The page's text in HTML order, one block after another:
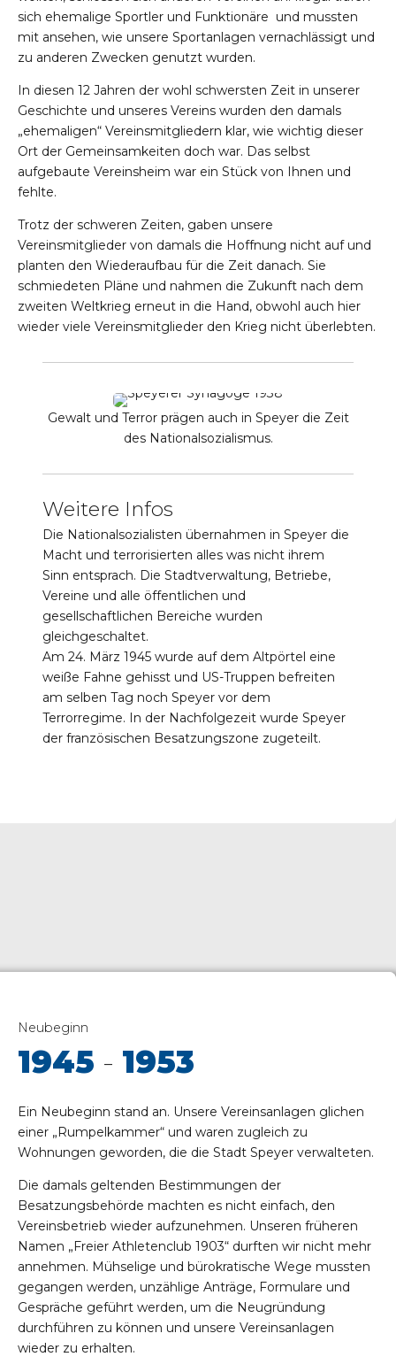
sich ehemalige Sportler und Funktionäre und mussten
mit ansehen, wie unsere Sportanlagen vernachlässigt und
zu anderen Zwecken genutzt wurden.
In diesen 12 Jahren der wohl schwersten Zeit in unserer
Geschichte und unseres Vereins wurden den damals
„ehemaligen“ Vereinsmitgliedern klar, wie wichtig dieser
Ort der Gemeinsamkeiten doch war. Das selbst
aufgebaute Vereinsheim war ein Stück von Ihnen und
fehlte.
Trotz der schweren Zeiten, gaben unsere
Vereinsmitglieder von damals die Hoffnung nicht auf und
planten den Wiederaufbau für die Zeit danach. Sie
schmiedeten Pläne und nahmen die Zukunft nach dem
zweiten Weltkrieg erneut in die Hand, obwohl auch hier
wieder viele Vereinsmitglieder den Krieg nicht überlebten.
Gewalt und Terror prägen auch in Speyer die Zeit
des Nationalsozialismus.
Weitere Infos
Die Nationalsozialisten übernahmen in Speyer die
Macht und terrorisierten alles was nicht ihrem
Sinn entsprach. Die Stadtverwaltung, Betriebe,
Vereine und alle öffentlichen und
gesellschaftlichen Bereiche wurden
gleichgeschaltet.
Am 24. März 1945 wurde auf dem Altpörtel eine
weiße Fahne gehisst und US-Truppen befreiten
am selben Tag noch Speyer vor dem
Terrorregime. In der Nachfolgezeit wurde Speyer
der französischen Besatzungszone zugeteilt.
Neubeginn
1945 - 1953
Ein Neubeginn stand an. Unsere Vereinsanlagen glichen
einer „Rumpelkammer“ und waren zugleich zu
Wohnungen geworden, die die Stadt Speyer verwalteten.
Die damals geltenden Bestimmungen der
Besatzungsbehörde machten es nicht einfach, den
Vereinsbetrieb wieder aufzunehmen. Unseren früheren
Namen „Freier Athletenclub 1903“ durften wir nicht mehr
annehmen. Mühselige und bürokratische Wege mussten
gegangen werden, unzählige Anträge, Formulare und
Gespräche geführt werden, um die Neugründung
durchführen zu können und unsere Vereinsanlagen
wieder zu erhalten.